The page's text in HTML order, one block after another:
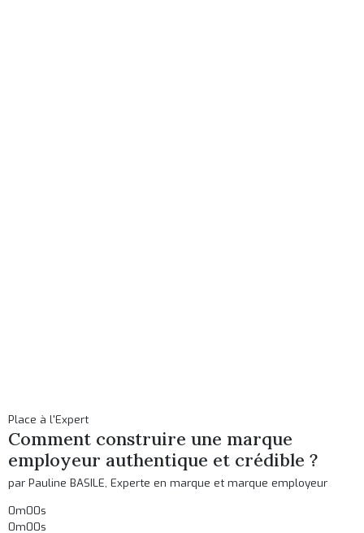
Place à l'Expert
Comment construire une marque
employeur authentique et crédible ?
par Pauline BASILE, Experte en marque et marque employeur
0m00s
0m00s